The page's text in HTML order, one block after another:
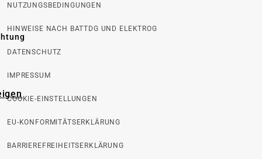
NUTZUNGSBEDINGUNGEN
HINWEISE NACH BATTDG UND ELEKTROG
DATENSCHUTZ
IMPRESSUM
COOKIE-EINSTELLUNGEN
EU-KONFORMITÄTSERKLÄRUNG
BARRIEREFREIHEITSERKLÄRUNG